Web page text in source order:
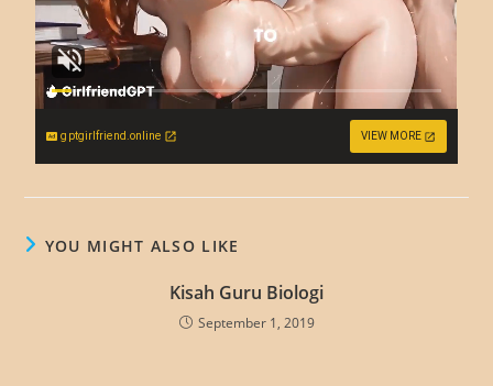
gptgirlfriend.online VIEW MORE
YOU MIGHT ALSO LIKE
Kisah Guru Biologi
September 1, 2019